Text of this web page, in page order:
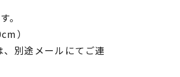
。
）
別途メールにてご連